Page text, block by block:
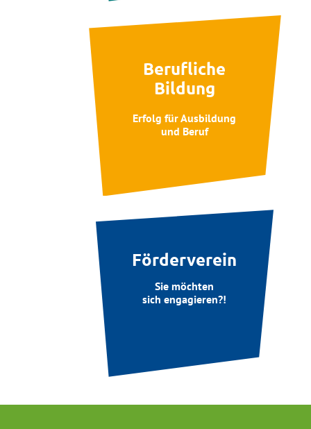
Berufliche
Bildung
Erfolg für Ausbildung
und Beruf
Förderverein
Sie möchten
sich engagieren?!